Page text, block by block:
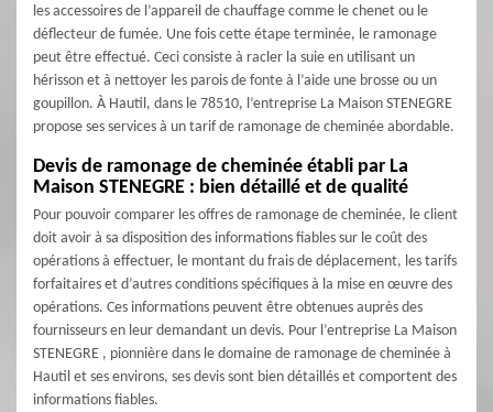
les accessoires de l’appareil de chauffage comme le chenet ou le
déflecteur de fumée. Une fois cette étape terminée, le ramonage
peut être effectué. Ceci consiste à racler la suie en utilisant un
hérisson et à nettoyer les parois de fonte à l’aide une brosse ou un
goupillon. À Hautil, dans le 78510, l’entreprise La Maison STENEGRE
propose ses services à un tarif de ramonage de cheminée abordable.
Devis de ramonage de cheminée établi par La
Maison STENEGRE : bien détaillé et de qualité
Pour pouvoir comparer les offres de ramonage de cheminée, le client
doit avoir à sa disposition des informations fiables sur le coût des
opérations à effectuer, le montant du frais de déplacement, les tarifs
forfaitaires et d’autres conditions spécifiques à la mise en œuvre des
opérations. Ces informations peuvent être obtenues auprès des
fournisseurs en leur demandant un devis. Pour l’entreprise La Maison
STENEGRE , pionnière dans le domaine de ramonage de cheminée à
Hautil et ses environs, ses devis sont bien détaillés et comportent des
informations fiables.